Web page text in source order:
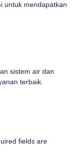
untuk mendapatkan
sistem air dan
terbaik.
fields are